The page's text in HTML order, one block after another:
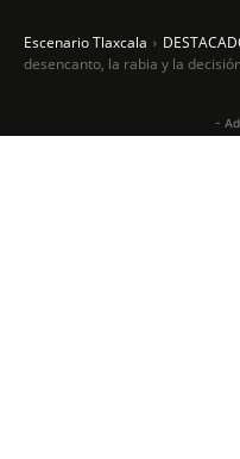
Escenario Tlaxcala
desencanto, la rabia y la
-